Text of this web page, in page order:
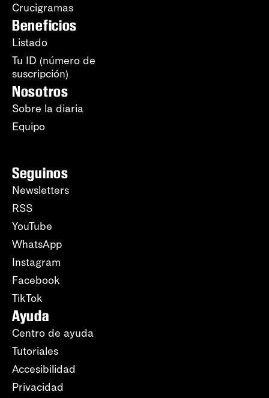
Crucigramas
Beneficios
Listado
Tu ID (número de
suscripción)
Nosotros
Sobre la diaria
Equipo
Seguinos
Newsletters
RSS
YouTube
WhatsApp
Instagram
Facebook
TikTok
Ayuda
Centro de ayuda
Tutoriales
Accesibilidad
Privacidad